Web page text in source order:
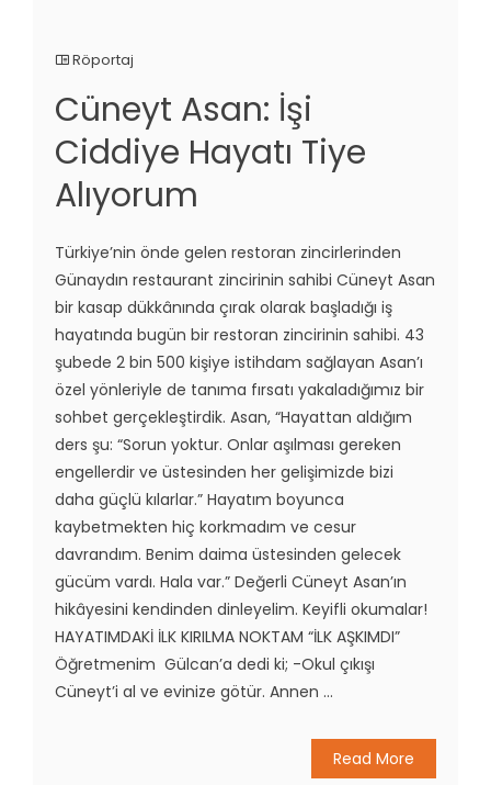
Röportaj
Cüneyt Asan: İşi
Ciddiye Hayatı Tiye
Alıyorum
Türkiye’nin önde gelen restoran zincirlerinden
Günaydın restaurant zincirinin sahibi Cüneyt Asan
bir kasap dükkânında çırak olarak başladığı iş
hayatında bugün bir restoran zincirinin sahibi. 43
şubede 2 bin 500 kişiye istihdam sağlayan Asan’ı
özel yönleriyle de tanıma fırsatı yakaladığımız bir
sohbet gerçekleştirdik. Asan, “Hayattan aldığım
ders şu: “Sorun yoktur. Onlar aşılması gereken
engellerdir ve üstesinden her gelişimizde bizi
daha güçlü kılarlar.” Hayatım boyunca
kaybetmekten hiç korkmadım ve cesur
davrandım. Benim daima üstesinden gelecek
gücüm vardı. Hala var.” Değerli Cüneyt Asan’ın
hikâyesini kendinden dinleyelim. Keyifli okumalar!
HAYATIMDAKİ İLK KIRILMA NOKTAM “İLK AŞKIMDI”
Öğretmenim Gülcan’a dedi ki; -Okul çıkışı
Cüneyt’i al ve evinize götür. Annen ...
Read More